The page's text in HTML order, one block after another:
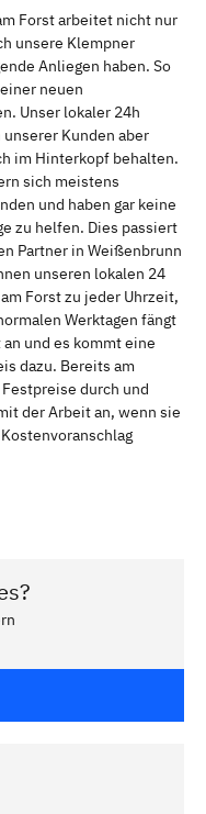
Forst arbeitet nicht nur
unsere Klempner
Anliegen haben. So
neuen
Unser lokaler 24h
Kunden aber
im Hinterkopf behalten.
sich meistens
und haben gar keine
zu helfen. Dies passiert
Partner in Weißenbrunn
unseren lokalen 24
Forst zu jeder Uhrzeit,
Werktagen fängt
und es kommt eine
dazu. Bereits am
durch und
der Arbeit an, wenn sie